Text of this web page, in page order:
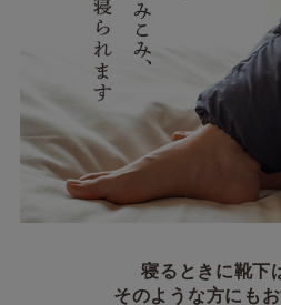
寝るときに靴下
そのような方にも